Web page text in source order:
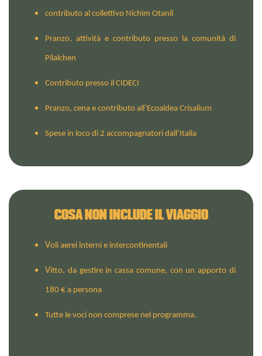
contributo al collettivo Nichim Otanil
Pranzo, attività e contributo presso la comunitá di
Pilalchen
Contributo presso il CIDECI
Pranzo, cena e contributo all’Ecoaldea Crisalium
Spese in loco di 2 accompagnatori dall’Italia
COSA NON INCLUDE IL VIAGGIO
Voli aerei interni e intercontinentali
Vitto, da gestire in cassa comune, con un apporto di
180 € a persona
Tutte le voci non comprese nel programma.